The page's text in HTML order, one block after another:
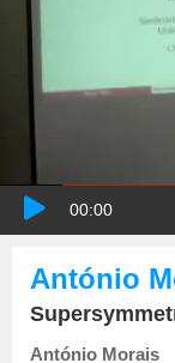
00:00
António
Supersymmetric
António Morais